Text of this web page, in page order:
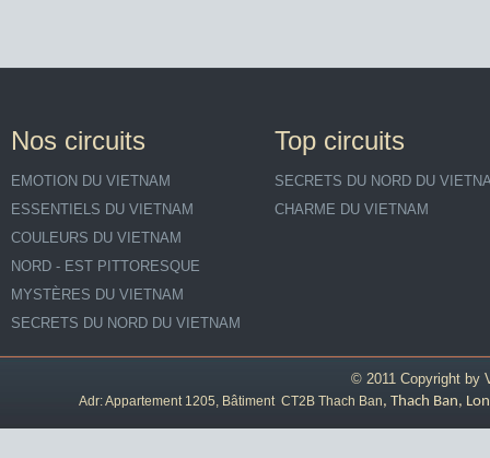
Nos circuits
EMOTION DU VIETNAM
ESSENTIELS DU VIETNAM
COULEURS DU VIETNAM
NORD - EST PITTORESQUE
MYSTÈRES DU VIETNAM
SECRETS DU NORD DU VIETNAM
Top circuits
SECRETS DU NORD DU
CHARME DU VIETNAM
© 2011 Copyright by
Adr: Appartement 1205, Bâtiment CT2B Thach Ban, Thach Ban,